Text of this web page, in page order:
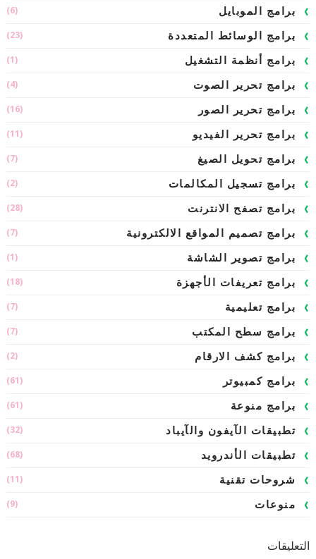
برامج الموبايل (6)
برامج الوسائط المتعددة (23)
برامج أنظمة التشغيل (1)
برامج تحرير الصوت (4)
برامج تحرير الصور (16)
برامج تحرير الفيديو (11)
برامج تحويل الصيغ (7)
برامج تسجيل المكالمات (2)
برامج تصفح الانترنت (28)
برامج تصميم المواقع الالكترونية (7)
برامج تصوير الشاشة (1)
برامج تعريفات الأجهزة (18)
برامج تعليمية (7)
برامج سطح المكتب (7)
برامج كشف الارقام (2)
برامج كمبيوتر (61)
برامج منوعة (61)
تطبيقات الآيفون والآيباد (32)
تطبيقات الأندرويد (68)
شروحات تقنية (11)
منوعات (9)
التعليقات